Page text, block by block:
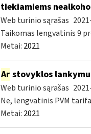
tiekiamiems
Web turinio sąrašas
Taikomas lengvatinis 9
Metai: 2021
Arstovyklos
Web turinio sąrašas
Ne, lengvatinis PVM
Metai: 2021